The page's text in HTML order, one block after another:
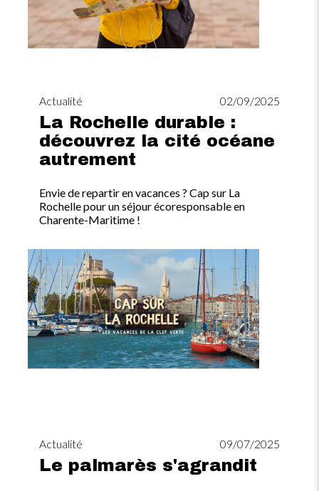
Actualité 02/09/2025
La Rochelle durable :
découvrez la cité océane
autrement
Envie de repartir en vacances ? Cap sur La
Rochelle pour un séjour écoresponsable en
Charente-Maritime !
Image
Actualité 09/07/2025
Le palmarès s'agrandit